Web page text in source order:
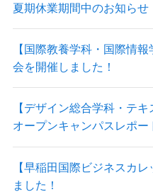
夏期休業期間中のお知らせ
【国際教養学科・国際情
会を開催しました！
【デザイン総合学科・テ
オープンキャンパスレポ
【早稲田国際ビジネスカ
ました！